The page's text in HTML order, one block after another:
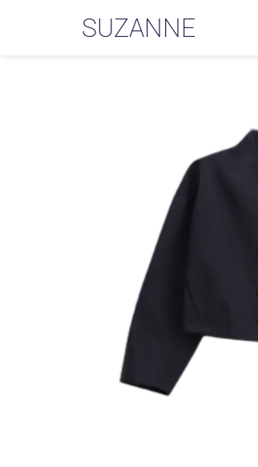
SUZANNE